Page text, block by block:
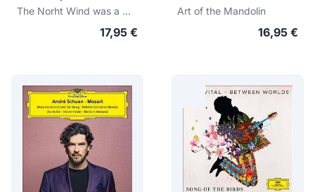
The Norht Wind was a woman
17,95 €
Art of the Mandolin
16,95 €